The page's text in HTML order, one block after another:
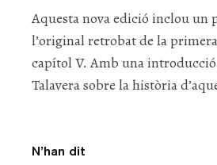
Aquesta nova edició inclou un
l’original retrobat de la
capítol V. Amb una
Talavera sobre la història
N’han dit